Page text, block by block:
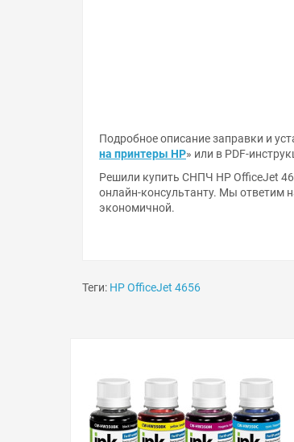
Подробное описание заправки и
на принтеры HP » или в PDF-
Решили купить СНПЧ HP OfficeJet
онлайн-консультанту. Мы ответим
экономичной.
Теги: HP OfficeJet 4656